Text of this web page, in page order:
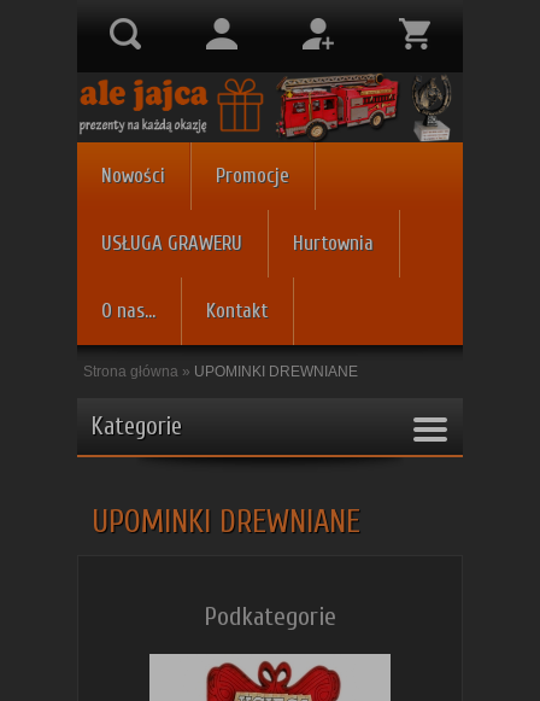
Nowości Promocje
USŁUGA GRAWERU Hurtownia
O nas... Kontakt
Strona główna » UPOMINKI DREWNIANE
Kategorie
UPOMINKI DREWNIANE
Podkategorie